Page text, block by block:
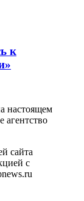
к
настоящем
сайта
с